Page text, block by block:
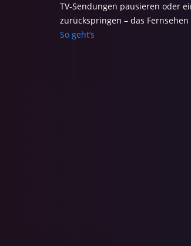
TV-Sendungen pausieren oder
zurückspringen – das
So geht’s